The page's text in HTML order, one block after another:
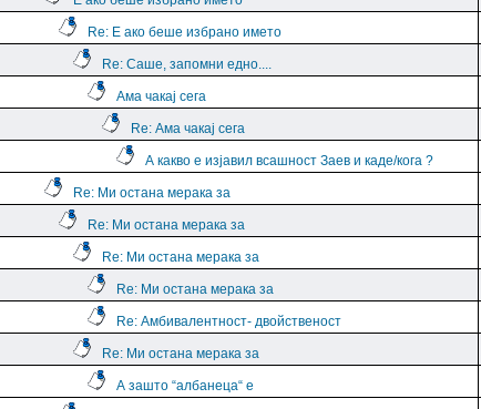
Re: Е ако беше избрано името
Re: Саше, запомни едно....
Ама чакај сега
Re: Ама чакај сега
А какво е изјавил всашност Заев и каде/кога ?
Re: Ми остана мерака за
Re: Ми остана мерака за
Re: Ми остана мерака за
Re: Ми остана мерака за
Re: Амбивалентност- двойственост
Re: Ми остана мерака за
А зашто “албанеца“ е